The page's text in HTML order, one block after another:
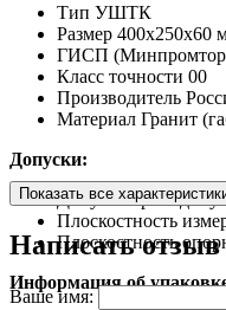
Тип УШТК
Размер 400х250х60
ГИСП
Класс точности 00
Производитель
Материал Гранит
Допуски:
Допуск
Плоскостность
Плоскостность
Информация об
Показать все
Написать отзыв
Ваше имя: